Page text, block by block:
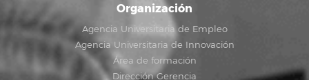
Organización
Agencia Universitaria de Empleo
Agencia Universitaria de Innovación
Área de formación
Dirección Gerencia